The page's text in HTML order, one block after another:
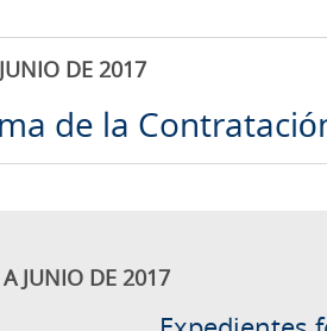
DE 2017
de la
A JUNIO DE 2017